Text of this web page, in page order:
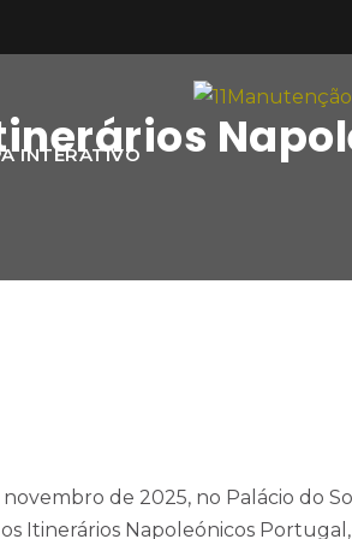
INTERATIVO
novembro de 2025, no Palácio do
Itinerários Napoleónicos